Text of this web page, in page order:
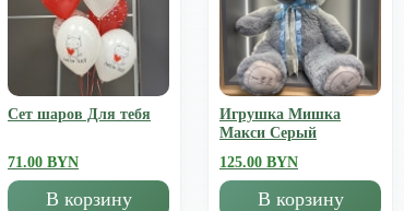
Сет шаров Для тебя
71.00 BYN
В корзину
Игрушка Мишка
Mакси Серый
125.00 BYN
В корзину